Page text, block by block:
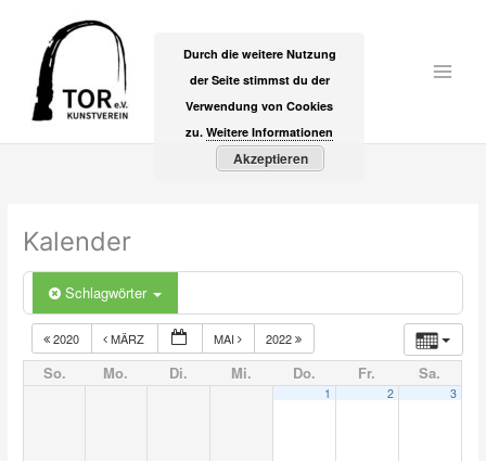
springen
Kalender
Schlagwörter
2020 MÄRZ MAI 2022
So. Mo. Di. Mi. Do. Fr. Sa.
1 2 3
Durch die weitere Nutzung
der Seite stimmst du der
Verwendung von Cookies
zu. Weitere Informationen
Akzeptieren